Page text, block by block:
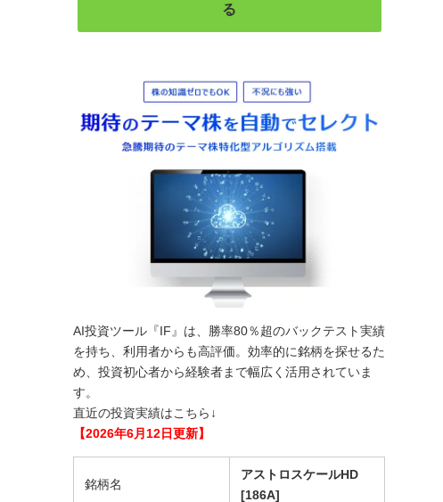
る
AI投資ツール『IF』は、勝率80％超のバックテスト実績
を持ち、利用者からも高評価。効率的に銘柄を探せるた
め、投資初心者から経験者まで幅広く活用されていま
す。
直近の投資実績はこちら↓
【2026年6月12日更新】
銘柄名
アストロスケールHD
[186A]